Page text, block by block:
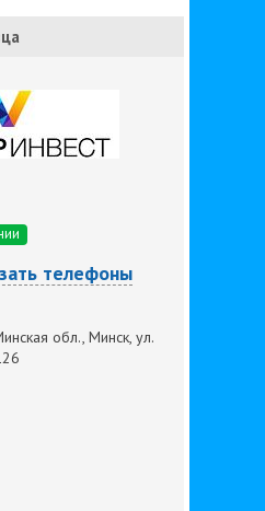
телефоны
обл., Минск, ул.